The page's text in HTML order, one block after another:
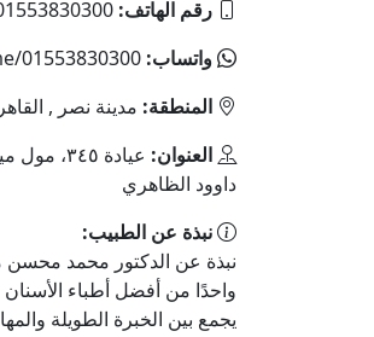
رقم الهاتف:
واتساب: 01553830300
المنطقة: مدينة نصر ,
العنوان:
داوود الظاهري
نبذة عن الطبيب:
نبذة عن الدكتور محمد
واحدًا من أفضل أطباء
يجمع بين الخبرة الطويلة